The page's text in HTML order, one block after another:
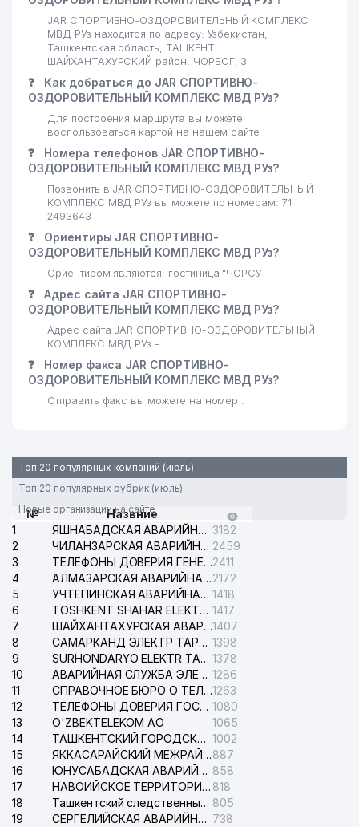
JAR СПОРТИВНО-ОЗДОРОВИТЕЛЬНЫЙ КОМПЛЕКС
МВД РУз находится по адресу: Узбекистан,
Ташкентская область, ТАШКЕНТ,
ШАЙХАНТАХУРСКИЙ район, ЧОРБОГ, 3
❓
Как добраться до JAR СПОРТИВНО-
ОЗДОРОВИТЕЛЬНЫЙ КОМПЛЕКС МВД РУз?
Для построения маршрута вы можете
воспользоваться картой на нашем сайте
❓
Номера телефонов JAR СПОРТИВНО-
ОЗДОРОВИТЕЛЬНЫЙ КОМПЛЕКС МВД РУз?
Позвонить в JAR СПОРТИВНО-ОЗДОРОВИТЕЛЬНЫЙ
КОМПЛЕКС МВД РУз вы можете по номерам: 71
2493643
❓
Ориентиры JAR СПОРТИВНО-
ОЗДОРОВИТЕЛЬНЫЙ КОМПЛЕКС МВД РУз?
Ориентиром являются: гостиница "ЧОРСУ
❓
Адрес сайта JAR СПОРТИВНО-
ОЗДОРОВИТЕЛЬНЫЙ КОМПЛЕКС МВД РУз?
Адрес сайта JAR СПОРТИВНО-ОЗДОРОВИТЕЛЬНЫЙ
КОМПЛЕКС МВД РУз -
❓
Номер факса JAR СПОРТИВНО-
ОЗДОРОВИТЕЛЬНЫЙ КОМПЛЕКС МВД РУз?
Отправить факс вы можете на номер .
Топ 20 популярных компаний (июль)
Топ 20 популярных рубрик (июль)
Новые организации на сайте
№
Назвние
1
ЯШНАБАДСКАЯ АВАРИЙНАЯ СЛУЖБА ЭЛЕКТРОСЕТИ 3182
2
ЧИЛАНЗАРСКАЯ АВАРИЙНАЯ СЛУЖБА ЭЛЕКТРОСЕТИ 2459
3
ТЕЛЕФОНЫ ДОВЕРИЯ ГЕНЕРАЛЬНОЙ ПРОКУРАТУРЫ РЕСПУБЛИКИ УЗБЕКИСТАН2411
4
АЛМАЗАРСКАЯ АВАРИЙНАЯ СЛУЖБА ЭЛЕКТРОСЕТИ2172
5
УЧТЕПИНСКАЯ АВАРИЙНАЯ СЛУЖБА ЭЛЕКТРОСЕТИ 1418
6
TOSHKENT SHAHAR ELEKTR TARMOQLARI KORXONASI АО 1417
7
ШАЙХАНТАХУРСКАЯ АВАРИЙНАЯ СЛУЖБА ЭЛЕКТРОСЕТИ1407
8
САМАРКАНД ЭЛЕКТР ТАРМОКЛАРИ АО 1398
9
SURHONDARYO ELEKTR TARMOKLARI АО 1378
10
АВАРИЙНАЯ СЛУЖБА ЭЛЕКТРОСЕТИ ТАШКЕНТСКОГО РАЙОНА 1286
11
СПРАВОЧНОЕ БЮРО О ТЕЛЕФОНАХ ОРГАНИЗАЦИЙ г. ТАШКЕНТА1263
12
ТЕЛЕФОНЫ ДОВЕРИЯ ГОСУДАРСТВЕННОГО ЦЕНТРА ТЕСТИРОВАНИЯ 1080
13
O'ZBEKTELEKOM АО
1065
14
ТАШКЕНТСКИЙ ГОРОДСКОЙ СУД ПО ГРАЖДАНСКИМ ДЕЛАМ 1002
15
ЯККАСАРАЙСКИЙ МЕЖРАЙОННЫЙ СУД ПО ГРАЖДАНСКИМ ДЕЛАМ887
16
ЮНУСАБАДСКАЯ АВАРИЙНАЯ СЛУЖБА ЭЛЕКТРОСЕТИ 858
17
НАВОИЙСКОЕ ТЕРРИТОРИАЛЬНОЕ ПРЕДПРИЯТИЕ ЭЛЕКТРОСЕТИ АО 818
18
Ташкентский следственный изолятор 805
19
СЕРГЕЛИЙСКАЯ АВАРИЙНАЯ СЛУЖБА ЭЛЕКТРОСЕТИ 738